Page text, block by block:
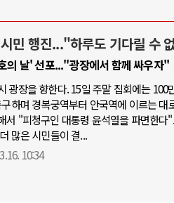
민 행진..."하루도 기다릴 수
의 날' 선포..."광장에서 함께 싸우자"
광장을 향한다. 15일 주말 집회에는 100
하며 경복궁역부터 안국역에 이르는 대
서 "피청구인 대통령 윤석열을 파면한다
많은 시민들이 결...
10:34